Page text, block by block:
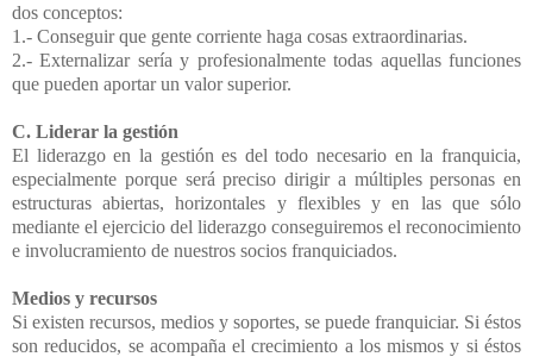
dos conceptos:
1.- Conseguir que gente corriente haga cosas extraordinarias.
2.- Externalizar sería y profesionalmente todas aquellas funciones
que pueden aportar un valor superior.
C. Liderar la gestión
El liderazgo en la gestión es del todo necesario en la franquicia,
especialmente porque será preciso dirigir a múltiples personas en
estructuras abiertas, horizontales y flexibles y en las que sólo
mediante el ejercicio del liderazgo conseguiremos el reconocimiento
e involucramiento de nuestros socios franquiciados.
Medios y recursos
Si existen recursos, medios y soportes, se puede franquiciar. Si éstos
son reducidos, se acompaña el crecimiento a los mismos y si éstos